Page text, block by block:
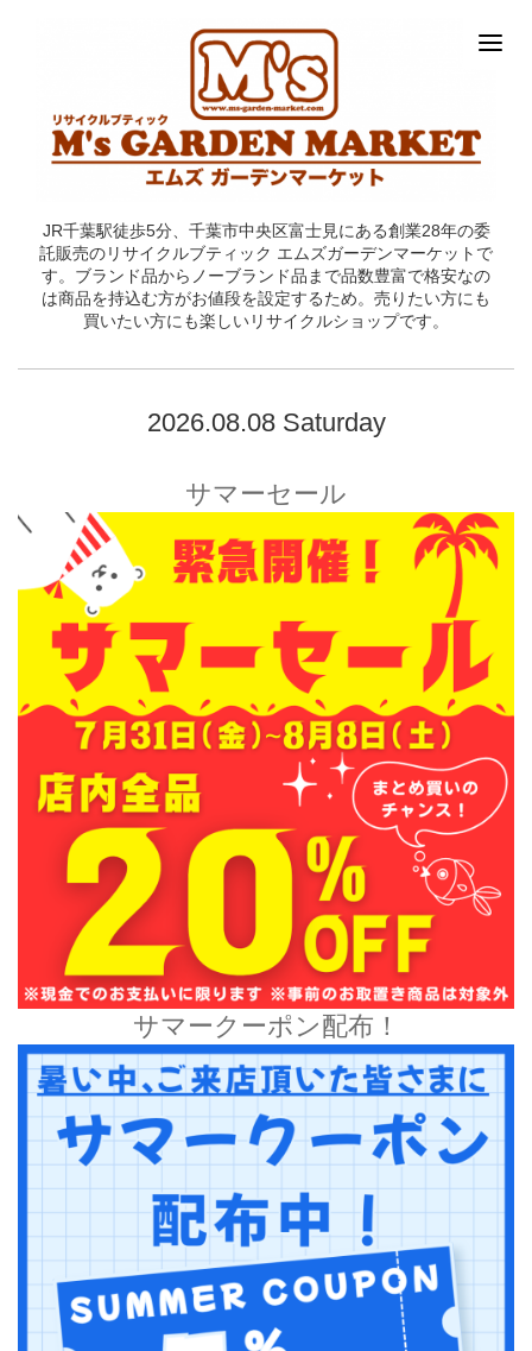
JR千葉駅徒歩5分、千葉市中央区富士見にある創業28年の委
託販売のリサイクルブティック エムズガーデンマーケットで
す。ブランド品からノーブランド品まで品数豊富で格安なの
は商品を持込む方がお値段を設定するため。売りたい方にも
買いたい方にも楽しいリサイクルショップです。
2026.08.08 Saturday
サマーセール
サマークーポン配布！